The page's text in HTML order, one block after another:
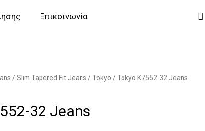
Επικοινωνία
/ Slim Tapered Fit Jeans / Tokyo / Tokyo K7552-32 Jeans
32 Jeans